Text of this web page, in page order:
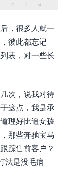
，很多人就一
彼此都忘记
表，对一些长
次，说我对待
这点，我是承
理好比追女孩
那些奔驰宝马
踪售前客户？
法是没毛病